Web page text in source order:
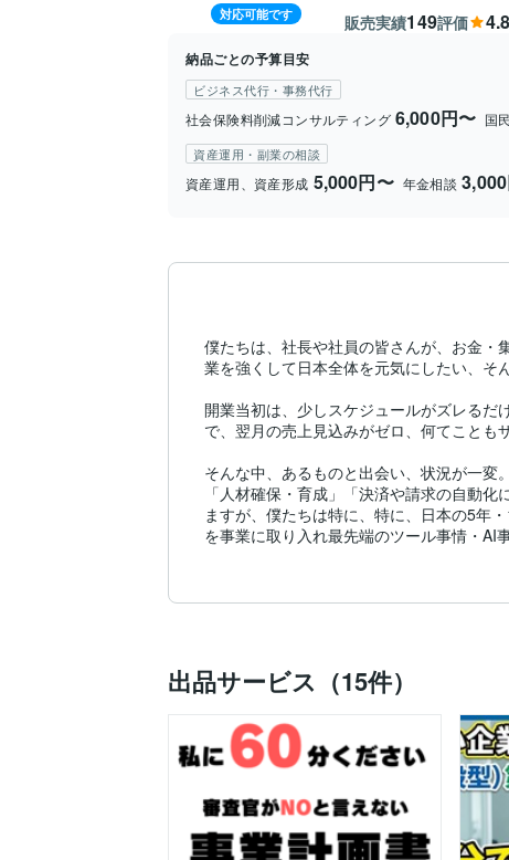
対応可能です 販売実績149評価 4.8
納品ごとの予算目安
ビジネス代行・事務代行
社会保険料削減コンサルティング 6,000円〜 国
資産運用・副業の相談
資産運用、資産形成 5,000円〜 年金相談
僕たちは、社長や社員の皆さんが、お金・
業を強くして日本全体を元気にしたい、そ
開業当初は、少しスケジュールがズレるだ
で、翌月の売上見込みがゼロ、何てことも
そんな中、あるものと出会い、状況が一変
「人材確保・育成」「決済や請求の自動
ますが、僕たちは特に、特に、日本の5年
を事業に取り入れ最先端のツール事情・AI
もしあなたが、今、「集客」「パートナ
は、ITの力で、あなたの会社の「集客」「
出品サービス（15件）